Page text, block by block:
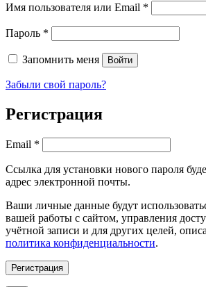
Имя пользователя или Email *
Пароль *
Запомнить меня Войти
Забыли свой пароль?
Регистрация
Email *
Ссылка для установки нового пароля
адрес электронной почты.
Ваши личные данные будут
вашей работы с сайтом, управления
учётной записи и для других целей,
политика конфиденциальности.
Регистрация